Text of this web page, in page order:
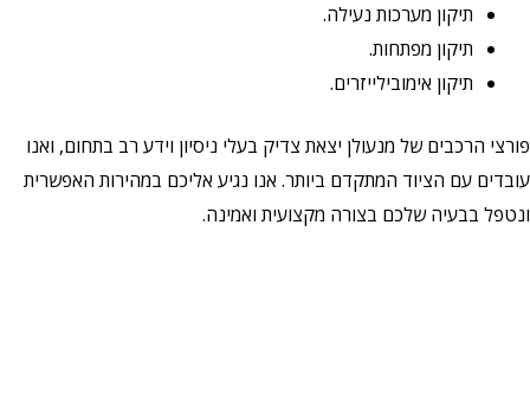
תיקון מערכות נעילה.
תיקון מפתחות.
תיקון אימובילייזרים.
פורצי הרכבים של מנעולן יצאת צדיק בעלי ניסיון וידע רב בתחום, ואנו
עובדים עם הציוד המתקדם ביותר. אנו נגיע אליכם במהירות האפשרית
ונטפל בבעיה שלכם בצורה מקצועית ואמינה.